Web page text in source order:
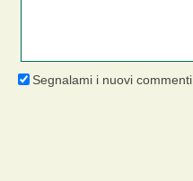
Segnalami i nuovi commenti